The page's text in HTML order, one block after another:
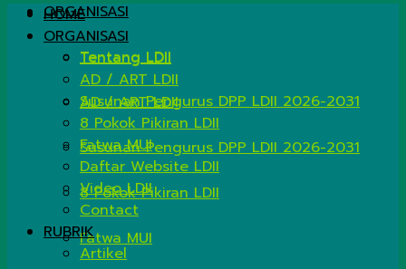
ORGANISASI
Tentang LDII
AD / ART LDII
Susunan Pengurus DPP LDII 2026-2031
8 Pokok Pikiran LDII
Fatwa MUI
HOME
ORGANISASI
Tentang LDII
AD / ART LDII
Susunan Pengurus DPP LDII 2026-2031
8 Pokok Pikiran LDII
Fatwa MUI
Daftar Website LDII
Video LDII
Contact
RUBRIK
Artikel